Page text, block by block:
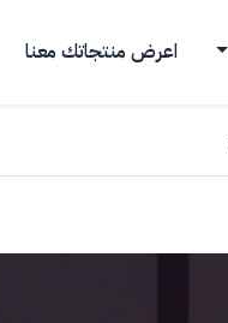
اعرض منتجاتك معنا